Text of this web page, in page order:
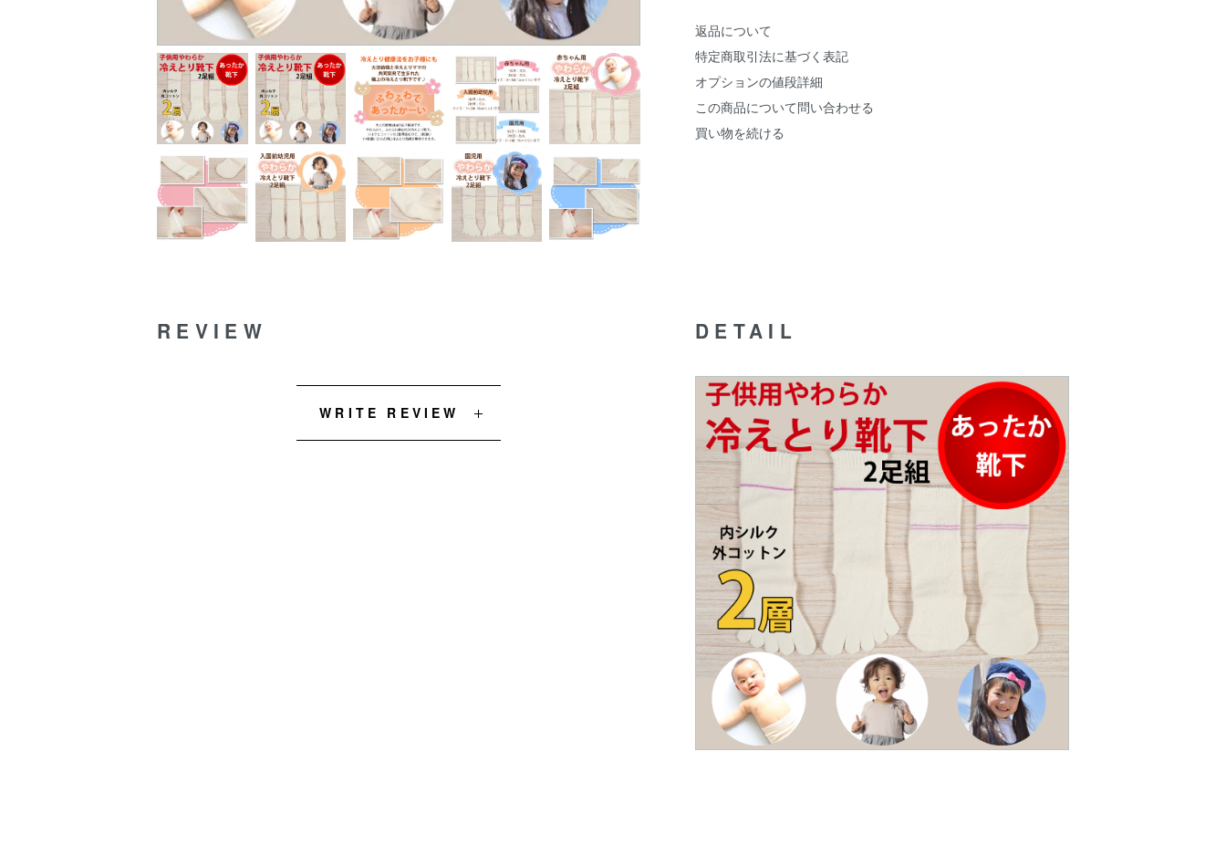
返品について
特定商取引法に基づく表記
オプションの値段詳細
この商品について問い合わせる
買い物を続ける
DETAIL
REVIEW
WRITE REVIEW